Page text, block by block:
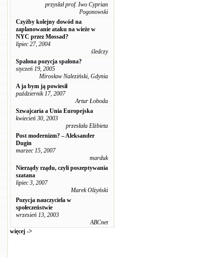
przysłał prof. Iwo Cyprian
Pogonowski
Czyżby kolejny dowód na
zaplanowanie ataku na wieże w
NYC przez Mossad?
lipiec 27, 2004
śledczy
Spalona pozycja spalona?
styczeń 19, 2005
Mirosław Naleziński, Gdynia
A ja bym ją powiesił
październik 17, 2007
Artur Łoboda
Szwajcaria a Unia Europejska
kwiecień 30, 2003
przesłała Elżbieta
Post modernizm? – Aleksander
Dugin
marzec 15, 2007
marduk
Nierządy rządu, czyli poszeptywania
szatana
lipiec 3, 2007
Marek Olżyński
Pozycja nauczyciela w
społeczeństwie
wrzesień 13, 2003
ABCnet
więcej ->